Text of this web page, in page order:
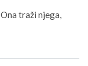
Ona traži njega